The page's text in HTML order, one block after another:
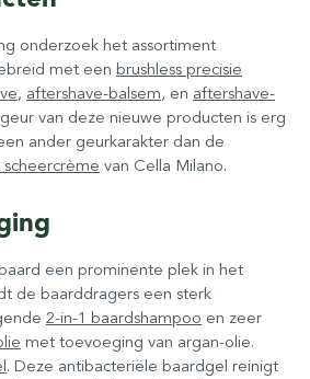
onderzoek het assortiment
met een brushless precisie
, aftershave-balsem, en aftershave-
van deze nieuwe producten is erg
ander geurkarakter dan de
van Cella Milano.
een prominente plek in het
de baarddragers een sterk
2-in-1 baardshampoo en zeer
met toevoeging van argan-olie.
. Deze antibacteriële baardgel reinigt